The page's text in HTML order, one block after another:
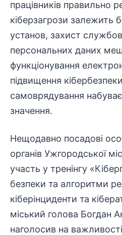
працівників правильно
кіберзагрози залежить
установ, захист
персональних даних
функціонування
підвищення
самоврядування
значення.
Нещодавно посадові
органів Ужгородської
участь у тренінгу
безпеки та алгоритми
кіберінциденти та
міський голова Богдан
наголосив на